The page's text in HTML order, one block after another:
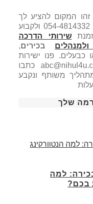
המקום להציע לך
להתקשר ישירות למשה גרימברג 054-4814332 ולקבוע
שירותי הדרכה
בכירים,
פנו ישירות
למייל של משה גרימברג- abc@nihul4u.co.il כתבו
משותף ונקבע
שלך
למה
בכם?